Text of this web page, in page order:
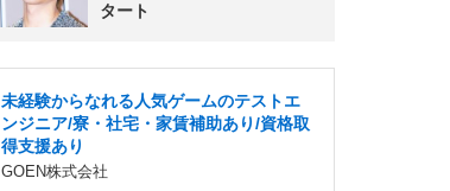
タート
未経験からなれる人気ゲームのテストエ
ンジニア/寮・社宅・家賃補助あり/資格取
得支援あり
GOEN株式会社